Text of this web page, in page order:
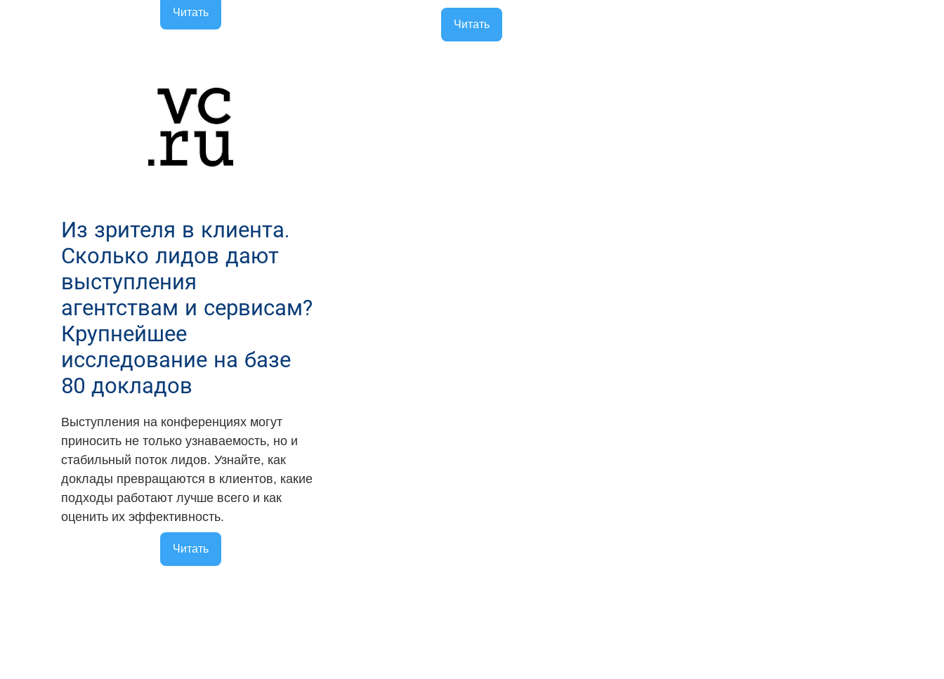
Читать
Читать
Из зрителя в клиента.
Сколько лидов дают
выступления
агентствам и сервисам?
Крупнейшее
исследование на базе
80 докладов
Выступления на конференциях могут
приносить не только узнаваемость, но и
стабильный поток лидов. Узнайте, как
доклады превращаются в клиентов, какие
подходы работают лучше всего и как
оценить их эффективность.
Читать